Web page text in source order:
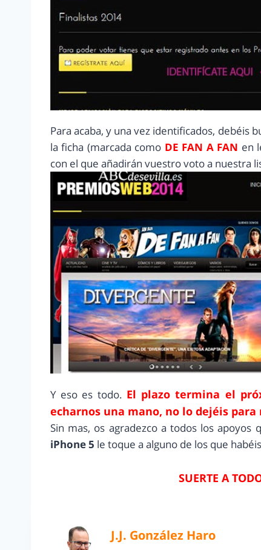
Para acaba, y una vez identificados, debéis
la ficha (marcada como DE FAN A FAN en
con el que añadirán vuestro voto a nuestra
Y eso es todo. El plazo termina el
echarnos una mano, no lo dejéis para
Sin mas, os agradezco a todos los
iPhone 5 le toque a alguno de los que
SUERTE A
J.J. González Haro